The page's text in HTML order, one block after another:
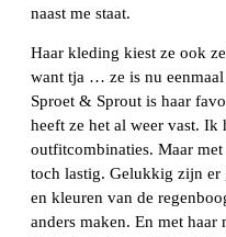
naast me staat.
Haar kleding kiest ze ook
want tja … ze is nu
Sproet & Sprout is haar
heeft ze het al weer vast. Ik
outfitcombinaties. Maar
toch lastig. Gelukkig zijn er
en kleuren van de
anders maken. En met haar